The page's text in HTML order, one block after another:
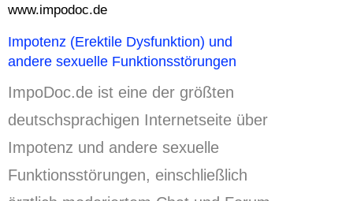
www.impodoc.de
Impotenz (Erektile Dysfunktion) und
andere sexuelle Funktionsstörungen
ImpoDoc.de ist eine der größten
deutschsprachigen Internetseite über
Impotenz und andere sexuelle
Funktionsstörungen, einschließlich